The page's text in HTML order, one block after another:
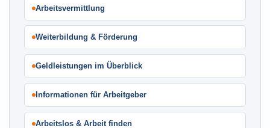
Arbeitsvermittlung
Weiterbildung & Förderung
Geldleistungen im Überblick
Informationen für Arbeitgeber
Arbeitslos & Arbeit finden